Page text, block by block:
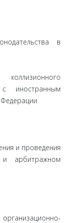
в
иностранным
и проведения
и арбитражном